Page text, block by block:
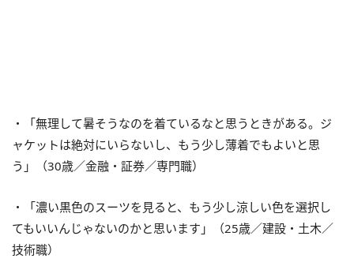
・「無理して暑そうなのを着ているなと思うときがある。ジ
ャケットは絶対にいらないし、もう少し薄着でもよいと思
う」（30歳／金融・証券／専門職）
・「濃い黒色のスーツを見ると、もう少し涼しい色を選択し
てもいいんじゃないのかと思います」（25歳／建設・土木／
技術職）